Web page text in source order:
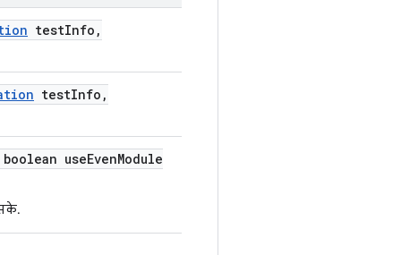
testInfo ,
testInfo ,
boolean useEvenModule